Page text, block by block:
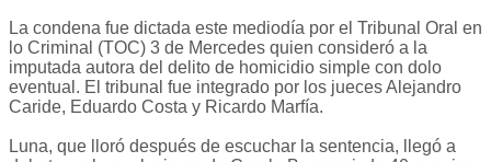
La condena fue dictada este mediodía por el Tribunal Oral en
lo Criminal (TOC) 3 de Mercedes quien consideró a la
imputada autora del delito de homicidio simple con dolo
eventual. El tribunal fue integrado por los jueces Alejandro
Caride, Eduardo Costa y Ricardo Marfía.
Luna, que lloró después de escuchar la sentencia, llegó a